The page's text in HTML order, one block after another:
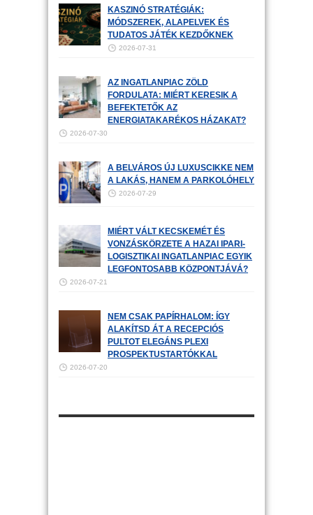
KASZINÓ STRATÉGIÁK:
MÓDSZEREK, ALAPELVEK ÉS
TUDATOS JÁTÉK KEZDŐKNEK
2026-07-31
AZ INGATLANPIAC ZÖLD
FORDULATA: MIÉRT KERESIK A
BEFEKTETŐK AZ
ENERGIATAKARÉKOS HÁZAKAT?
2026-07-30
A BELVÁROS ÚJ LUXUSCIKKE NEM
A LAKÁS, HANEM A PARKOLÓHELY
2026-07-29
MIÉRT VÁLT KECSKEMÉT ÉS
VONZÁSKÖRZETE A HAZAI IPARI-
LOGISZTIKAI INGATLANPIAC EGYIK
LEGFONTOSABB KÖZPONTJÁVÁ?
2026-07-21
NEM CSAK PAPÍRHALOM: ÍGY
ALAKÍTSD ÁT A RECEPCIÓS
PULTOT ELEGÁNS PLEXI
PROSPEKTUSTARTÓKKAL
2026-07-20